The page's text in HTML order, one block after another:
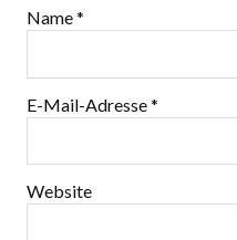
Name*
E-Mail-Adresse*
Website